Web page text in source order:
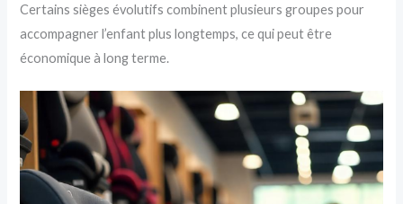
Certains sièges évolutifs combinent plusieurs groupes pour
accompagner l’enfant plus longtemps, ce qui peut être
économique à long terme.